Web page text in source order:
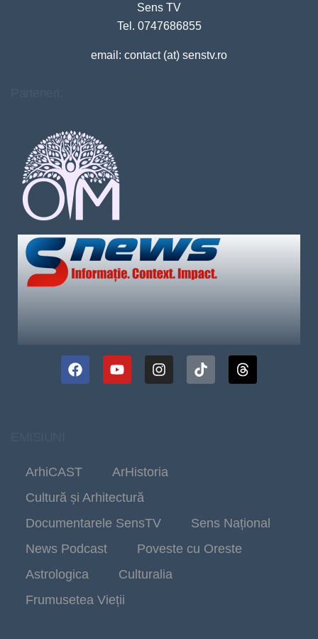
Sens TV
Tel. 0747686855
email: contact (at) senstv.ro
ArhiCAST
ArHistoria
Cultură și Arhitectură
Documentarele SensTV
Sens Național
News Podcast
Poveste cu Oreste
Astrologica
Culturalia
Frumusetea Vieții